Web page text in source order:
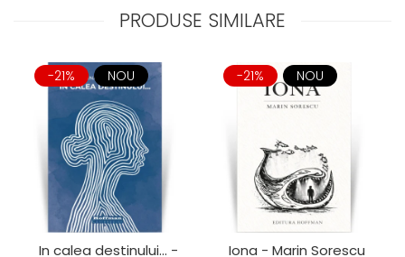
PRODUSE SIMILARE
-21% NOU
In calea destinului... -
-21% NOU
Iona - Marin Sorescu